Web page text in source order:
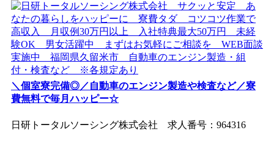
＼個室寮完備◎／自動車のエンジン製造や検査など／寮
費無料で毎月ハッピー☆
日研トータルソーシング株式会社 求人番号：964316